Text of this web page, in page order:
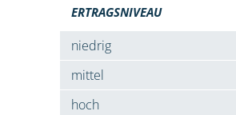
ERTRAGSNIVEAU
niedrig
mittel
hoch